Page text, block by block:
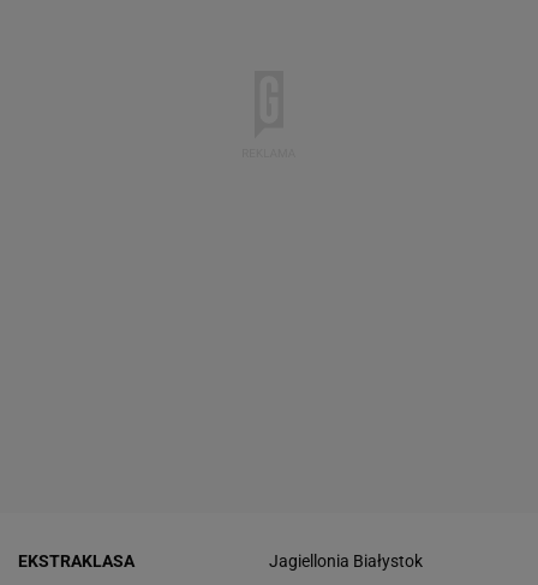
EKSTRAKLASA Jagiellonia Białystok